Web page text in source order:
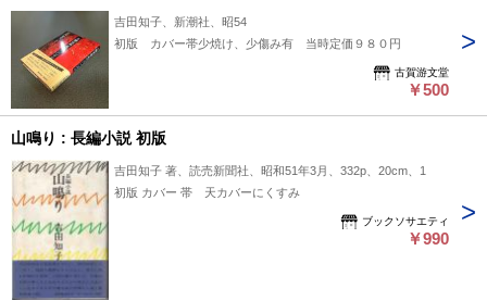
吉田知子、新潮社、昭54
初版 カバー帯少焼け、少傷み有 当時定価９８０円
古賀游文堂
￥500
山鳴り : 長編小説 初版
吉田知子 著、読売新聞社、昭和51年3月、332p、20cm、1
初版 カバー 帯 天カバーにくすみ
ブックソサエティ
￥990